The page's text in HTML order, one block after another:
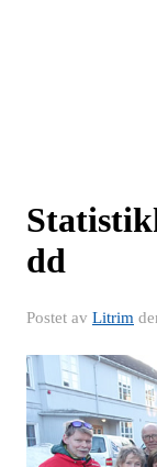
dd
Postet av Litrim